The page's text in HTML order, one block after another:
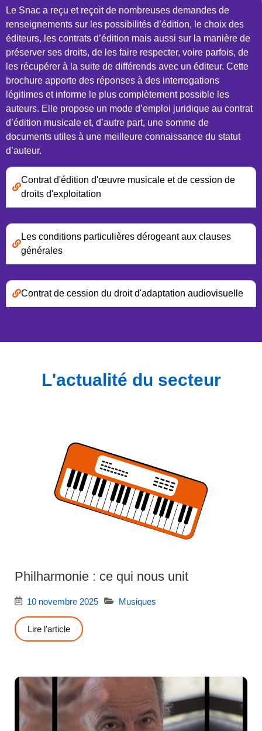
Le Snac a reçu et reçoit de nombreuses demandes de
renseignements sur les possibilités d’édition, le choix des
éditeurs, les contrats d’édition mais aussi sur la manière de
préserver ses droits, de les faire respecter, voire parfois, de
les récupérer à la suite de différends avec un éditeur. Cette
brochure apporte des réponses à des interrogations
légitimes et informe le plus complètement possible les
auteurs. Elle propose un mode d’emploi juridique au contrat
d’édition musicale et, d’autre part, une somme de
documents utiles à une meilleure connaissance du statut
d’auteur.
Contrat d'édition d'œuvre musicale et de cession de
droits d'exploitation
Les conditions particulières dérogeant aux clauses
générales
Contrat de cession du droit d'adaptation audiovisuelle
L'actualité du secteur
Philharmonie : ce qui nous unit
10 novembre 2025 Musiques
Lire l'article